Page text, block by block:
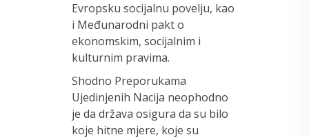
Evropsku socijalnu povelju, kao
i Međunarodni pakt o
ekonomskim, socijalnim i
kulturnim pravima.
Shodno Preporukama
Ujedinjenih Nacija neophodno
je da država osigura da su bilo
koje hitne mjere, koje su